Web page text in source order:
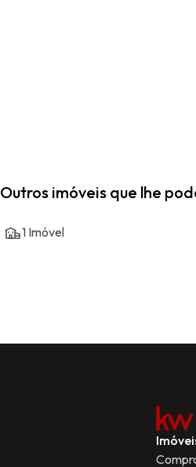
Outros imóveis que lhe
1 Imóvel